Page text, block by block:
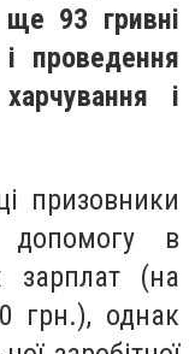
ще 93 гривні
проведення
і
призовники
допомогу в
зарплат (на
грн.), однак